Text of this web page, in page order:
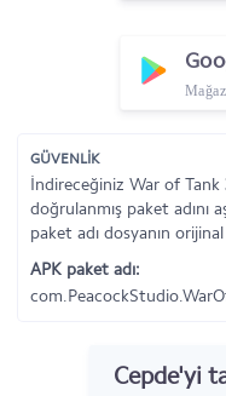
GÜVENLİK
İndireceğiniz War of Tank
doğrulanmış paket adını
paket adı dosyanın
APK paket adı:
Cepde'yi